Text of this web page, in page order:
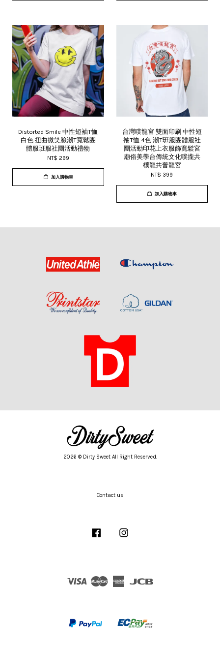
Distorted Smile 中性短袖T恤
白色 扭曲微笑臉潮T寬鬆團
體服班服社團活動禮物
NT$ 299
加入購物車
台灣噗龍宮 雙面印刷 中性短
袖T恤 4色 潮T班服團體服社
團活動印花上衣服飾寬鬆宮
廟俗美學台傳統文化噗攏共
樸龍共普龍宮
NT$ 399
加入購物車
2026 © Dirty Sweet All Right Reserved.
Contact us
Facebook
Visa
American